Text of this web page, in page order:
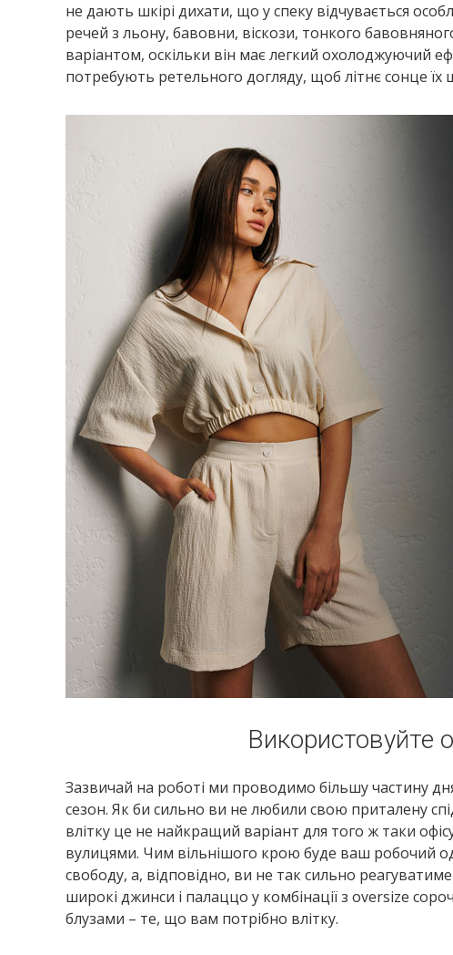
не дають шкірі дихати, що у спеку відчувається
речей з льону, бавовни, віскози, тонкого
варіантом, оскільки він має легкий охолоджуючий
потребують ретельного догляду, щоб літнє сонце їх
Використовуйте
Зазвичай на роботі ми проводимо більшу частину
сезон. Як би сильно ви не любили свою приталену
влітку це не найкращий варіант для того ж таки
вулицями. Чим вільнішого крою буде ваш робочий
свободу, а, відповідно, ви не так сильно
широкі джинси і палаццо у комбінації з oversize
блузами – те, що вам потрібно влітку.